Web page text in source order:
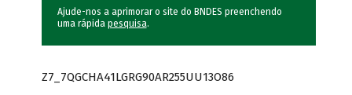
Ajude-nos a aprimorar o site do BNDES preenchendo
uma rápida pesquisa.
Z7_7QGCHA41LGRG90AR255UU13O86